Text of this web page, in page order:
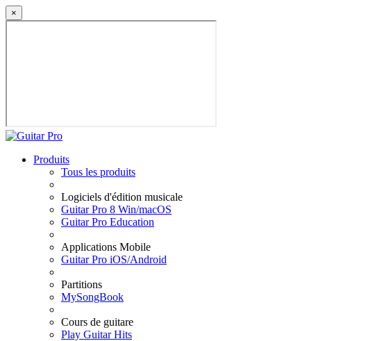
×
Produits
Tous les produits
Logiciels d'édition musicale
Guitar Pro 8 Win/macOS
Guitar Pro Education
Applications Mobile
Guitar Pro iOS/Android
Partitions
MySongBook
Cours de guitare
Play Guitar Hits